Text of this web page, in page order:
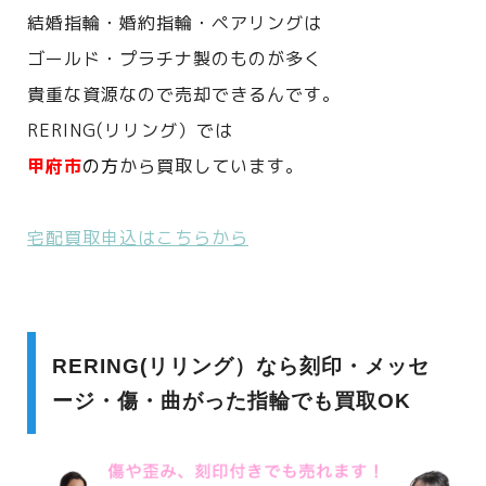
結婚指輪・婚約指輪・ペアリングは
ゴールド・プラチナ製のものが多く
貴重な資源なので売却できるんです。
RERING(リリング）では
甲府市の方から買取しています。
宅配買取申込はこちらから
RERING(リリング）なら刻印・メッセ
ージ・傷・曲がった指輪でも買取OK